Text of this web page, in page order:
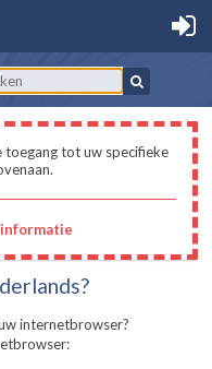
toegang tot uw specifieke
internetbrowser?